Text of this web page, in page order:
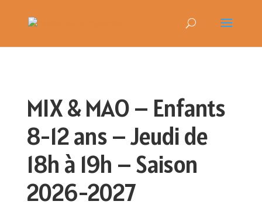
MIX & MAO – Enfants
8-12 ans – Jeudi de
18h à 19h – Saison
2026-2027